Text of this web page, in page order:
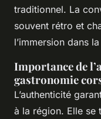
traditionnel. La
souvent rétro et
l’immersion dans
Importance de
gastronomie
L’authenticité
à la région. Elle se